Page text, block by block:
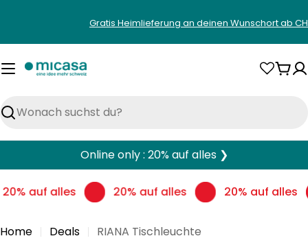
springen
Gratis Heimlieferung an deinen Wunschort ab
Suchen
Online only : 20% auf alles ❯
20% auf alles 20% auf alles 20% auf alles
Home Deals RIANA Tischleuchte